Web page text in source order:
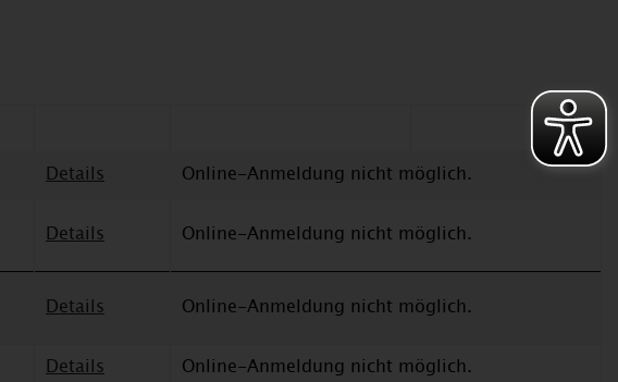
Details
Online-Anmeldung nicht möglich.
Details Online-Anmeldung nicht möglich.
Details Online-Anmeldung nicht möglich.
Details
Online-Anmeldung nicht möglich.